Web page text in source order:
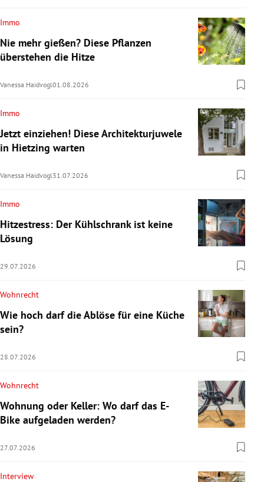
Immo
Nie mehr gießen? Diese Pflanzen
überstehen die Hitze
Vanessa Haidvogl01.08.2026
Immo
Jetzt einziehen! Diese Architekturjuwele
in Hietzing warten
Vanessa Haidvogl 31.07.2026
Immo
Hitzestress: Der Kühlschrank ist keine
Lösung
29.07.2026
Wohnrecht
Wie hoch darf die Ablöse für eine Küche
sein?
28.07.2026
Wohnrecht
Wohnung oder Keller: Wo darf das E-
Bike aufgeladen werden?
27.07.2026
Interview